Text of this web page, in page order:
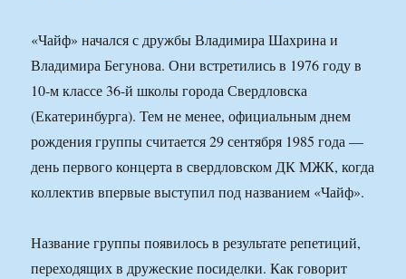
«Чайф» начался с дружбы Владимира Шахрина и
Владимира Бегунова. Они встретились в 1976 году в
10-м классе 36-й школы города Свердловска
(Екатеринбурга). Тем не менее, официальным днем
рождения группы считается 29 сентября 1985 года —
день первого концерта в свердловском ДК МЖК, когда
коллектив впервые выступил под названием «Чайф».
Название группы появилось в результате репетиций,
переходящих в дружеские посиделки. Как говорит